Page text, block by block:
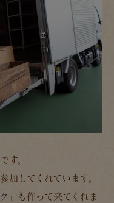
す。
加してくれています。
」も作って来てくれま